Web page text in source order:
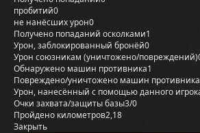
пробитий0
не нанёсших урон0
Получено попаданий осколками1
Урон, заблокированный бронёй0
Урон союзникам (уничтожено/повреждений)
Обнаружено машин противника1
Повреждено/уничтожено машин противника
Урон, нанесённый с помощью данного
Очки захвата/защиты базы3/0
Пройдено километров2,18
Закрыть